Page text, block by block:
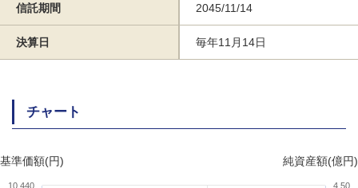
信託期間 2045/11/14
決算日 毎年11月14日
チャート
基準価額(円) 純資産額(億円)
10,440 4.50